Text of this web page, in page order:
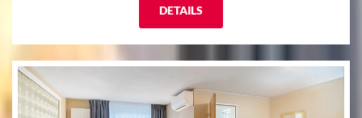
DETAILS